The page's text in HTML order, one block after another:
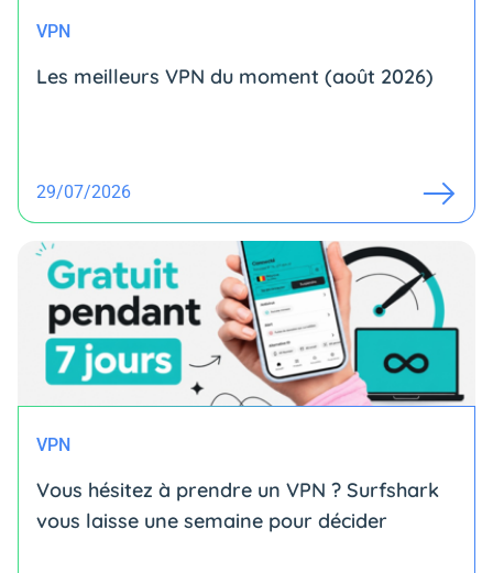
VPN
Les meilleurs VPN du moment (août 2026)
29/07/2026
VPN
Vous hésitez à prendre un VPN ? Surfshark
vous laisse une semaine pour décider